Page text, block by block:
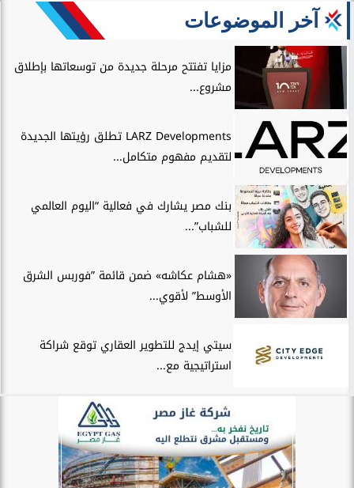
آخر الموضوعات
مزايا تفتتح مرحلة جديدة من توسعاتها بإطلاق
مشروع...
LARZ Developments تطلق رؤيتها الجديدة
لتقديم مفهوم متكامل...
بنك مصر يشارك في فعالية “اليوم العالمي
للشباب”...
«هشام عكاشه» ضمن قائمة ”فوربس الشرق
الأوسط” لأقوي...
سيتي إيدج للتطوير العقاري توقع شراكة
استراتيجية مع...